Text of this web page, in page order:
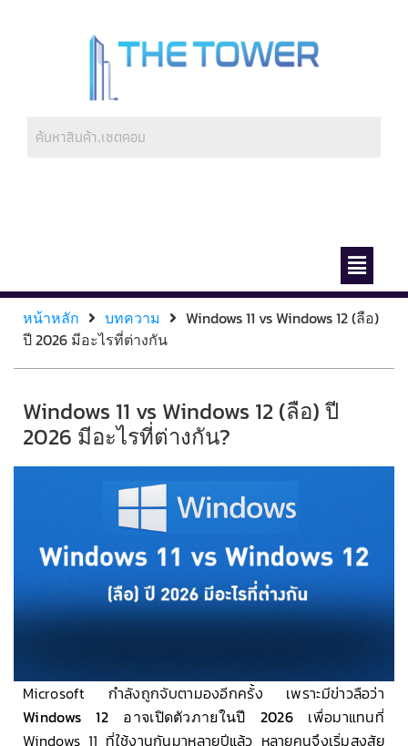
หน้าหลัก บทความ
Windows 11 vs Windows 12 (ลือ)
ปี 2026 มีอะไรที่ต่างกัน
Windows 11 vs Windows 12 (ลือ) ปี
2026 มีอะไรที่ต่างกัน?
Microsoft กำลังถูกจับตามองอีกครั้ง เพราะมีข่าวลือว่า
Windows 12 อาจเปิดตัวภายในปี 2026 เพื่อมาแทนที่
Windows 11 ที่ใช้งานกันมาหลายปีแล้ว หลายคนจึงเริ่มสงสัย